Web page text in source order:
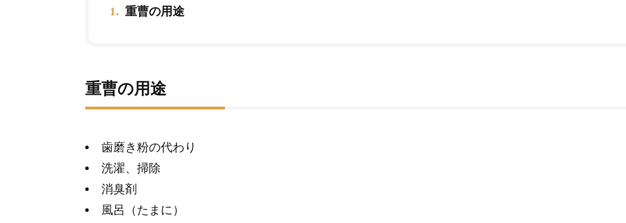
1. 重曹の用途
重曹の用途
歯磨き粉の代わり
洗濯、掃除
消臭剤
風呂（たまに）